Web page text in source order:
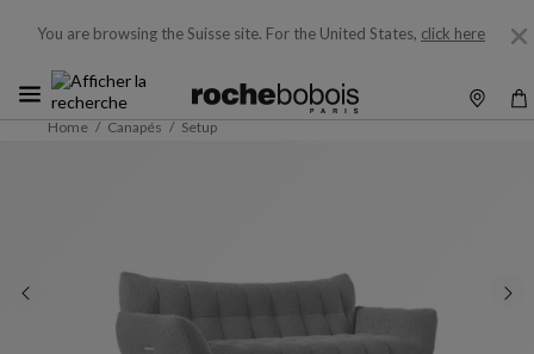
You are browsing the Suisse site. For the United States, click here
Home Canapés Setup